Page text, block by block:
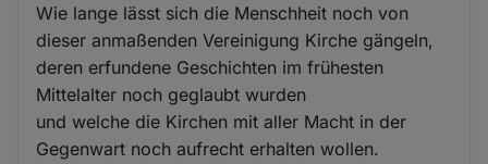
Wie lange lässt sich die Menschheit noch von
dieser anmaßenden Vereinigung Kirche gängeln,
deren erfundene Geschichten im frühesten
Mittelalter noch geglaubt wurden
und welche die Kirchen mit aller Macht in der
Gegenwart noch aufrecht erhalten wollen.